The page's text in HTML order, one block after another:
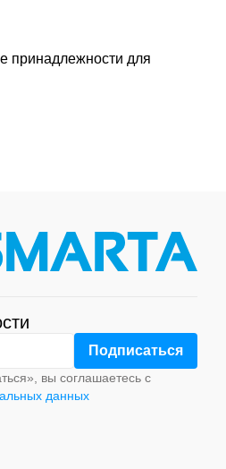
принадлежности для
вы соглашаетесь с
данных